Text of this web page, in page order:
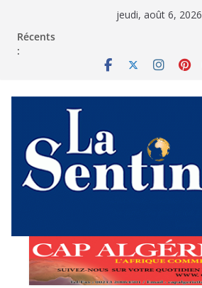
jeudi, août 6, 2026
Récents
: